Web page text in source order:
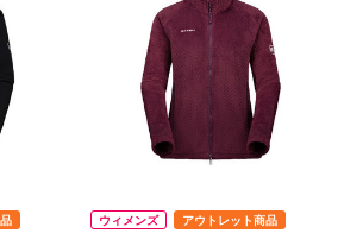
ウィメンズ
アウトレット商品